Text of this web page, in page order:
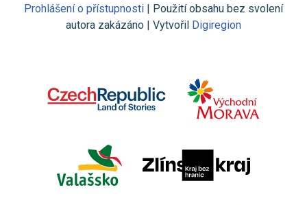
Prohlášení o přístupnosti | Použití obsahu bez svolení
autora zakázáno | Vytvořil Digiregion